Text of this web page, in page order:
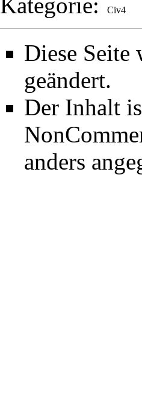
Kategorie: Civ4
Diese
geändert.
Der Inhalt
anders